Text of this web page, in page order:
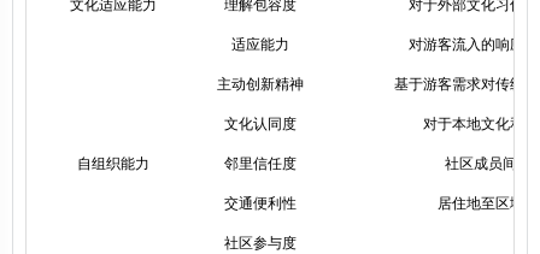
适应能力 对游客流入的响应
主动创新精神 基于游客需求对传统
文化认同度 对于本地文化和
自组织能力 邻里信任度 社区成员间的
交通便利性 居住地至区域
社区参与度